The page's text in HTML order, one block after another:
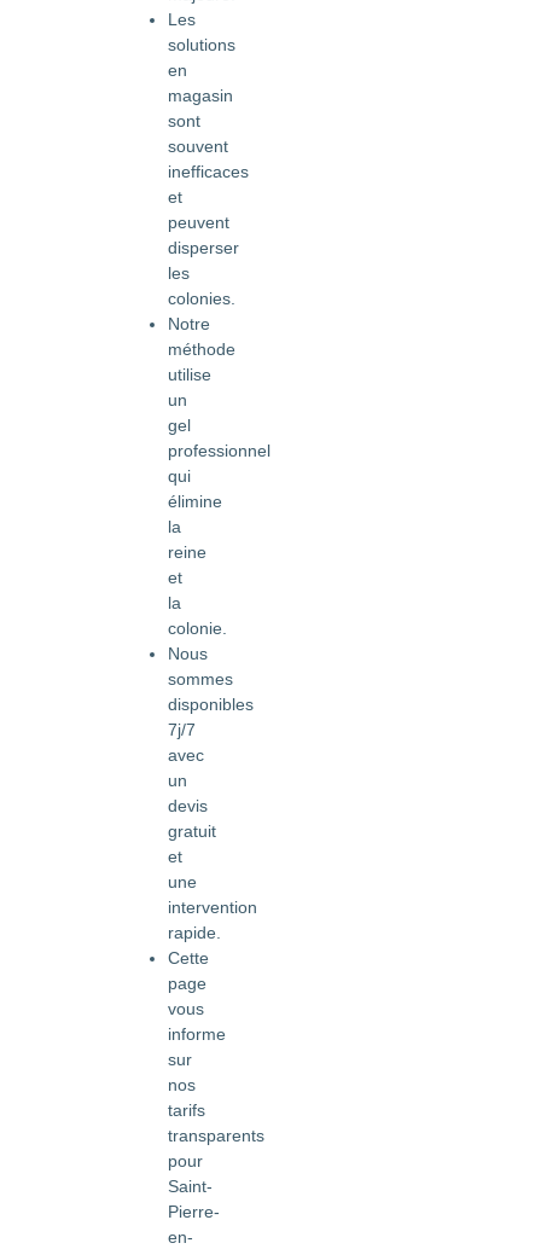
Les
solutions
en
magasin
sont
souvent
inefficaces
et
peuvent
disperser
les
colonies.
Notre
méthode
utilise
un
gel
professionnel
qui
élimine
la
reine
et
la
colonie.
Nous
sommes
disponibles
7j/7
avec
un
devis
gratuit
et
une
intervention
rapide.
Cette
page
vous
informe
sur
nos
tarifs
transparents
pour
Saint-
Pierre-
en-